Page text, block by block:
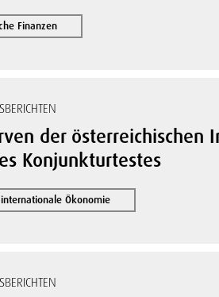
Finanzen
der österreichischen
Konjunkturtestes
Ökonomie